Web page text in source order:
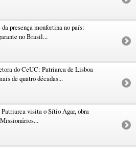
da presença monfortina no país:
no Brasil...
do CeUC: Patriarca de Lisboa
de quatro décadas...
visita o Sítio Agar, obra